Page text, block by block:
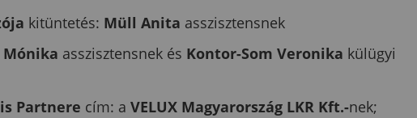
kitüntetés: Müll Anita asszisztensnek
Mónika asszisztensnek és Kontor-Som Veronika külügyi
Partnere cím: a VELUX Magyarország LKR Kft.-nek;